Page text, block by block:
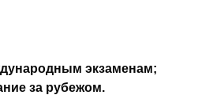
экзаменам;
за рубежом.